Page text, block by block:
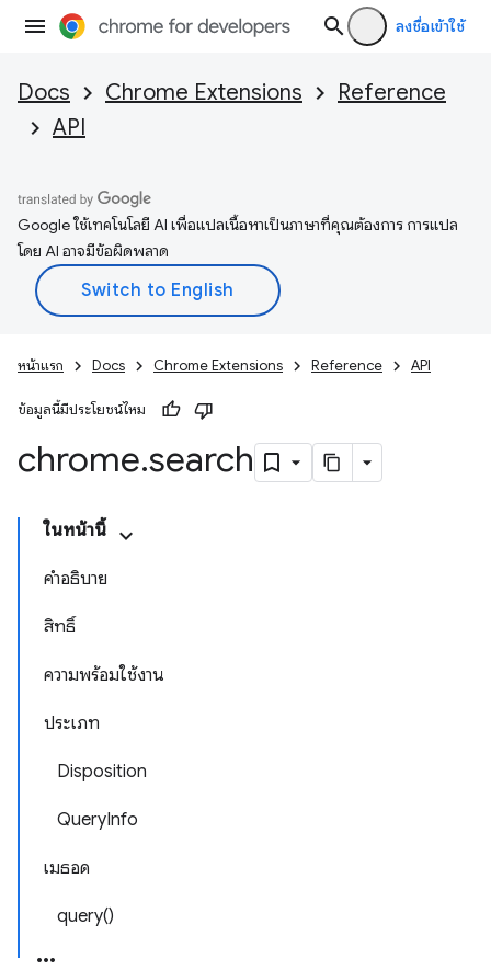
ลงชื่อเข้าใช้
Docs Chrome Extensions
Reference
API
Google ใช้เทคโนโลยี AI เพื่อแปลเนื้อหาเป็นภาษาที่คุณต้องการ การแปล
โดย AI อาจมีข้อผิดพลาด
หน้าแรก Docs Chrome Extensions Reference API
ข้อมูลนี้มีประโยชน์ไหม
chrome.search
ในหน้านี้
คำอธิบาย
สิทธิ์
ความพร้อมใช้งาน
ประเภท
Disposition
QueryInfo
เมธอด
query()